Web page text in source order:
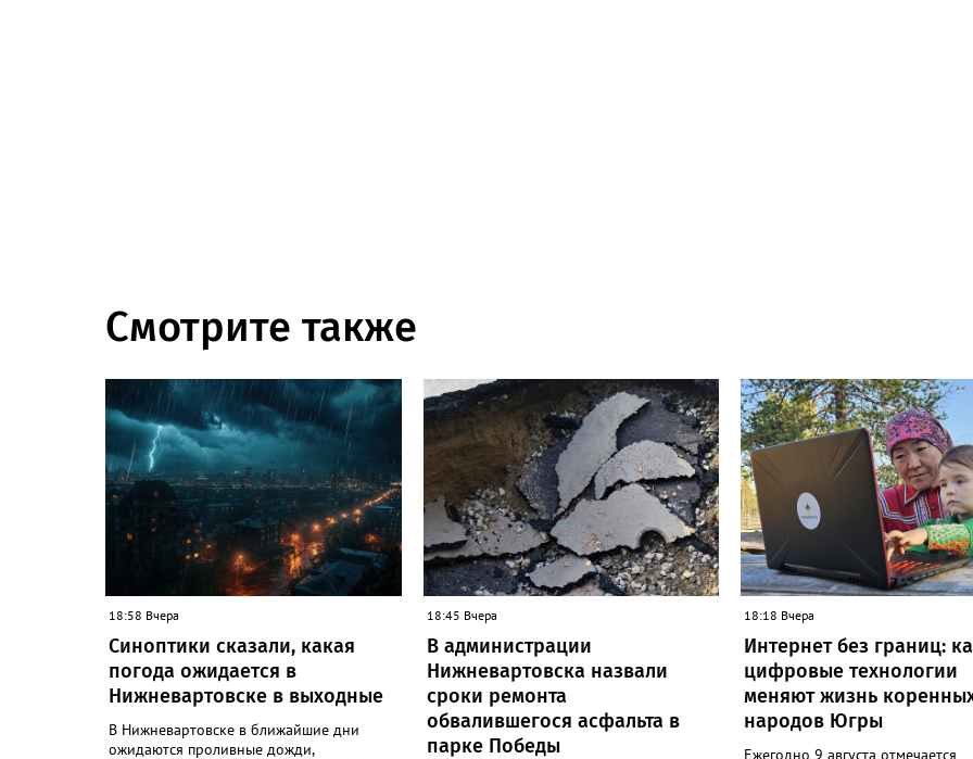
Смотрите также
18:58 Вчера
Синоптики сказали, какая
погода ожидается в
Нижневартовске в выходные
В Нижневартовске в ближайшие дни
ожидаются проливные дожди,
18:45 Вчера
В администрации
Нижневартовска назвали
сроки ремонта
обвалившегося асфальта в
парке Победы
18:18 Вчера
Интернет без границ:
цифровые технологии
меняют жизнь
народов Югры
Ежегодно 9 августа отмечается